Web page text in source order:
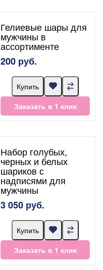
Гелиевые шары для
мужчины в
ассортименте
200 руб.
Купить
Заказать в 1 клик
Набор голубых,
черных и белых
шариков с
надписями для
мужчины
3 050 руб.
Купить
Заказать в 1 клик